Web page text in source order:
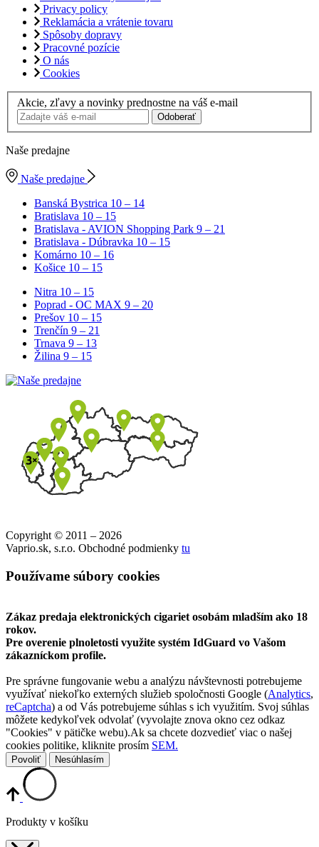
Privacy policy
Reklamácia a vrátenie tovaru
Spôsoby dopravy
Pracovné pozície
O nás
Cookies
Akcie, zľavy a novinky prednostne na váš e-mail
Odoberať
Naše predajne
Naše predajne
Banská Bystrica 10 – 14
Bratislava 10 – 15
Bratislava - AVION Shopping Park 9 – 21
Bratislava - Dúbravka 10 – 15
Komárno 10 – 16
Košice 10 – 15
Nitra 10 – 15
Poprad - OC MAX 9 – 20
Prešov 10 – 15
Trenčín 9 – 21
Trnava 9 – 13
Žilina 9 – 15
Copyright © 2011 – 2026
Vaprio.sk, s.r.o. Obchodné podmienky tu
Používame súbory cookies
Zákaz predaja elektronických cigariet osobám mladším ako 18
rokov.
Pre overenie plnoletosti využite systém IdGuard vo Vašom
zákazníckom profile.
Pre správne fungovanie webu a analýzu návštevnosti potrebujeme
využívať niekoľko externých služieb spoločnosti Google (Analytics,
reCaptcha) a od Vás potrebujeme súhlas s ich využitím. Svoj súhlas
môžete kedykoľvek odvolať (vyvolajte znova okno cez odkaz
"Cookies" v pätičke webu).Ak sa chcete dozvedieť viac o našej
cookies politike, kliknite prosím SEM.
Povoliť Nesúhlasím
Produkty v košíku